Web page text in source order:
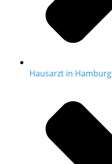
Hausarzt in Hamburg